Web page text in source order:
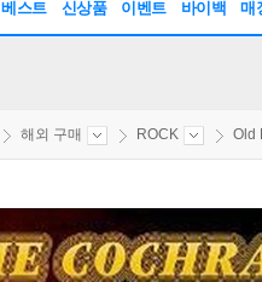
베스트 신상품 이벤트 바이백 매
해외 구매 ROCK Old